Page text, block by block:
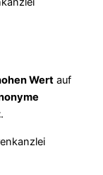
Wert auf
.